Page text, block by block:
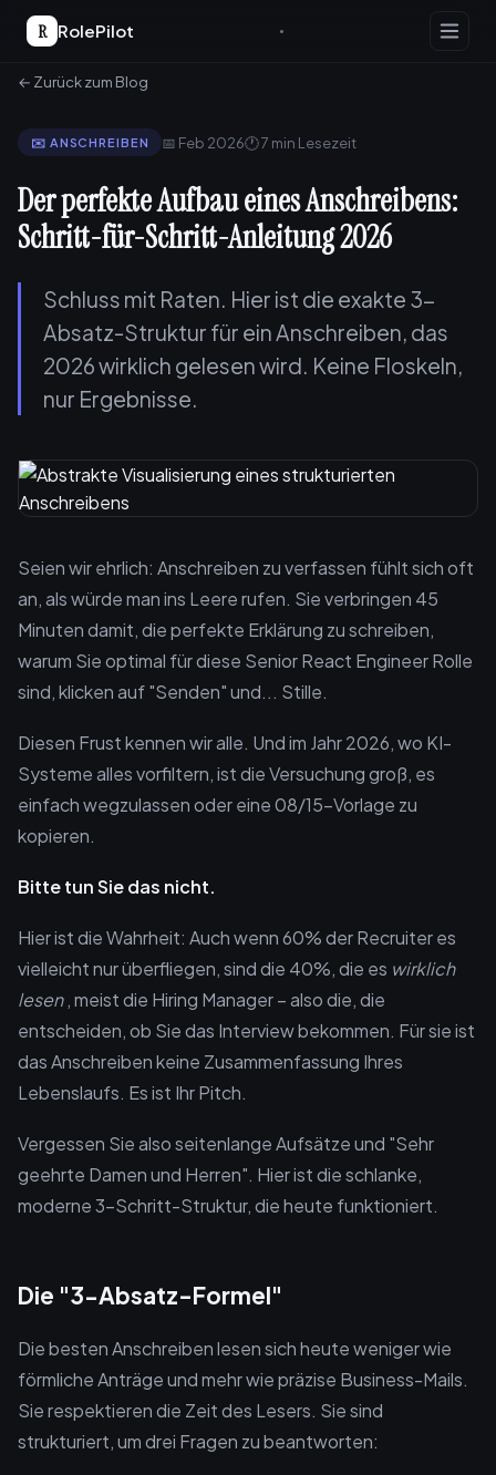
R RolePilot
← Zurück zum Blog
✉️ ANSCHREIBEN 📅 Feb 2026🕐 7 min Lesezeit
Der perfekte Aufbau eines Anschreibens:
Schritt-für-Schritt-Anleitung 2026
Schluss mit Raten. Hier ist die exakte 3-
Absatz-Struktur für ein Anschreiben, das
2026 wirklich gelesen wird. Keine Floskeln,
nur Ergebnisse.
Seien wir ehrlich: Anschreiben zu verfassen fühlt sich oft
an, als würde man ins Leere rufen. Sie verbringen 45
Minuten damit, die perfekte Erklärung zu schreiben,
warum Sie optimal für diese Senior React Engineer Rolle
sind, klicken auf "Senden" und... Stille.
Diesen Frust kennen wir alle. Und im Jahr 2026, wo KI-
Systeme alles vorfiltern, ist die Versuchung groß, es
einfach wegzulassen oder eine 08/15-Vorlage zu
kopieren.
Bitte tun Sie das nicht.
Hier ist die Wahrheit: Auch wenn 60% der Recruiter es
vielleicht nur überfliegen, sind die 40%, die es wirklich
lesen, meist die Hiring Manager – also die, die
entscheiden, ob Sie das Interview bekommen. Für sie ist
das Anschreiben keine Zusammenfassung Ihres
Lebenslaufs. Es ist Ihr Pitch.
Vergessen Sie also seitenlange Aufsätze und "Sehr
geehrte Damen und Herren". Hier ist die schlanke,
moderne 3-Schritt-Struktur, die heute funktioniert.
Die "3-Absatz-Formel"
Die besten Anschreiben lesen sich heute weniger wie
förmliche Anträge und mehr wie präzise Business-Mails.
Sie respektieren die Zeit des Lesers. Sie sind
strukturiert, um drei Fragen zu beantworten: